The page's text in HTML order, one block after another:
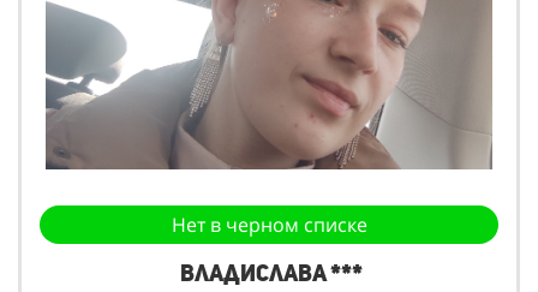
Нет в черном списке
Владислава ***